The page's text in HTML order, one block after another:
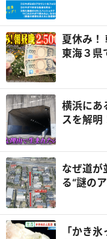
夏休み！
東海３県
横浜にあ
スを解明
なぜ道が
る“謎の
「かき